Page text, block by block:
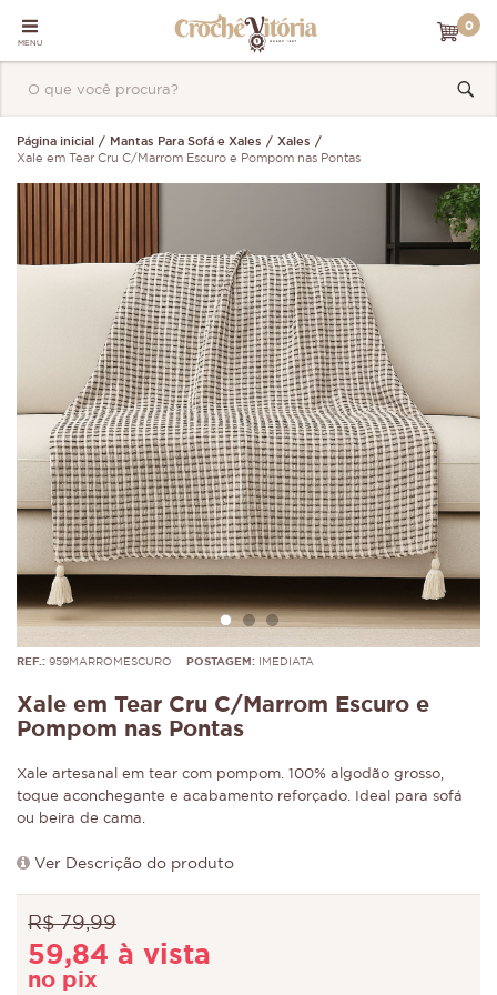
MENU
0
Página inicial Mantas Para Sofá e Xales
Xales
Xale em Tear Cru C/Marrom Escuro e Pompom nas Pontas
REF.: 959MARROMESCURO POSTAGEM: IMEDIATA
Xale em Tear Cru C/Marrom Escuro e
Pompom nas Pontas
Xale artesanal em tear com pompom. 100% algodão grosso,
toque aconchegante e acabamento reforçado. Ideal para sofá
ou beira de cama.
Ver Descrição do produto
R$ 79,99
59,84 à vista
no pix